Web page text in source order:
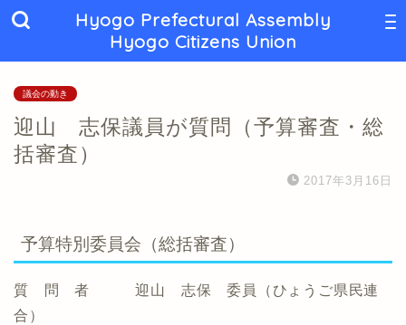
Hyogo Prefectural Assembly
Hyogo Citizens Union
議会の動き
迎山 志保議員が質問（予算審査・総
括審査）
2017年3月16日
予算特別委員会（総括審査）
質 問 者 迎山 志保 委員（ひょうご県民連
合）